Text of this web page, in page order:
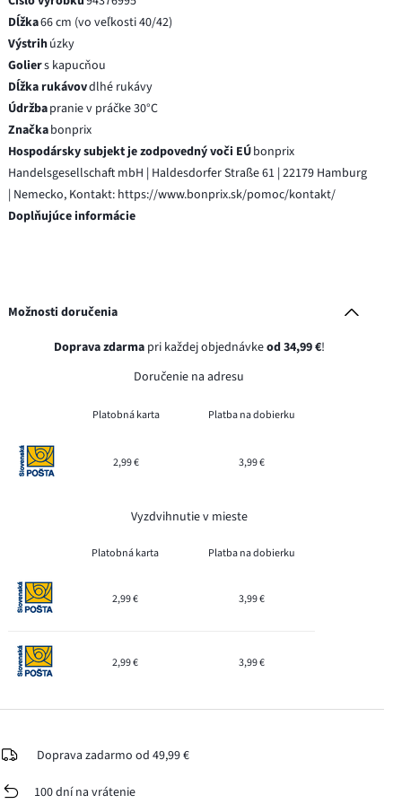
Dĺžka66 cm (vo veľkosti 40/42)
Výstrihúzky
Goliers kapucňou
Dĺžka rukávovdlhé rukávy
Údržbapranie v práčke 30°C
Značkabonprix
Hospodársky subjekt je zodpovedný voči EÚbonprix
Handelsgesellschaft mbH | Haldesdorfer Straße 61 | 22179 Hamburg
| Nemecko, Kontakt: https://www.bonprix.sk/pomoc/kontakt/
Doplňujúce informácie
Možnosti doručenia
Doprava zdarmapri každej objednávkeod 34,99 €!
Doručenie na adresu
Platobná karta Platba na dobierku
2,99 € 3,99 €
Vyzdvihnutie v mieste
Platobná karta Platba na dobierku
2,99 € 3,99 €
2,99 € 3,99 €
Doprava zadarmo od 49,99 €
100 dní na vrátenie